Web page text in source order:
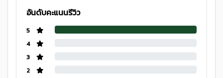
อันดับคะแนนรีวิว
5
4
3
2